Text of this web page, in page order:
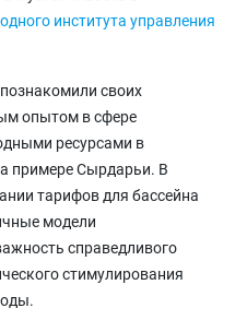
института управления
своих
опытом в сфере
ресурсами в
примере Сырдарьи. В
тарифов для бассейна
модели
справедливого
стимулирования